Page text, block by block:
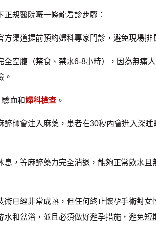
規醫院嘅一條龍看診步驟：
方渠道提前預約婦科專家門診，避免現場排
全空腹（禁食、禁水6-8小時），因為無痛
。
驗血和婦科檢查 。
醉師會注入麻藥，患者在30秒內會進入深睡
息，等麻醉藥力完全消退，能夠正常飲水且
已經非常成熟，但任何終止懷孕手術對女
和盆浴，並且必須做好避孕措施，避免短